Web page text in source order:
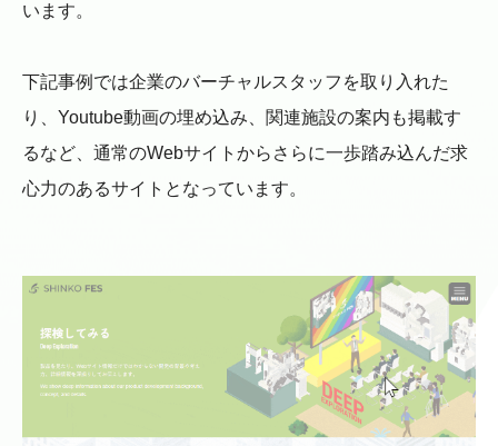
います。
下記事例では企業のバーチャルスタッフを取り入れた
り、Youtube動画の埋め込み、関連施設の案内も掲載す
るなど、通常のWebサイトからさらに一歩踏み込んだ求
心力のあるサイトとなっています。